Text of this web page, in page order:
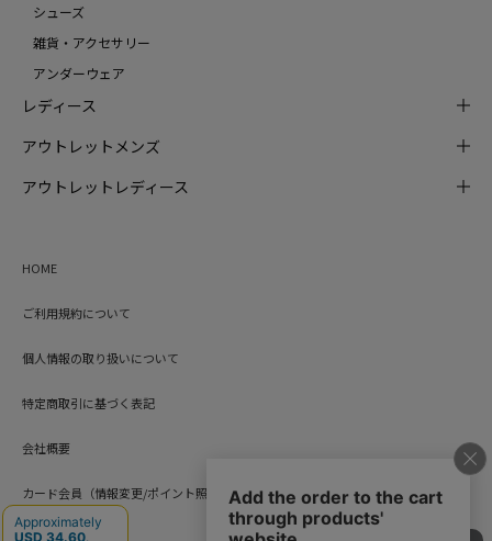
シューズ
雑貨・アクセサリー
アンダーウェア
レディース
アウトレットメンズ
アウトレットレディース
HOME
ご利用規約について
個人情報の取り扱いについて
特定商取引に基づく表記
会社概要
カード会員（情報変更/ポイント照会）
お問い合わせ